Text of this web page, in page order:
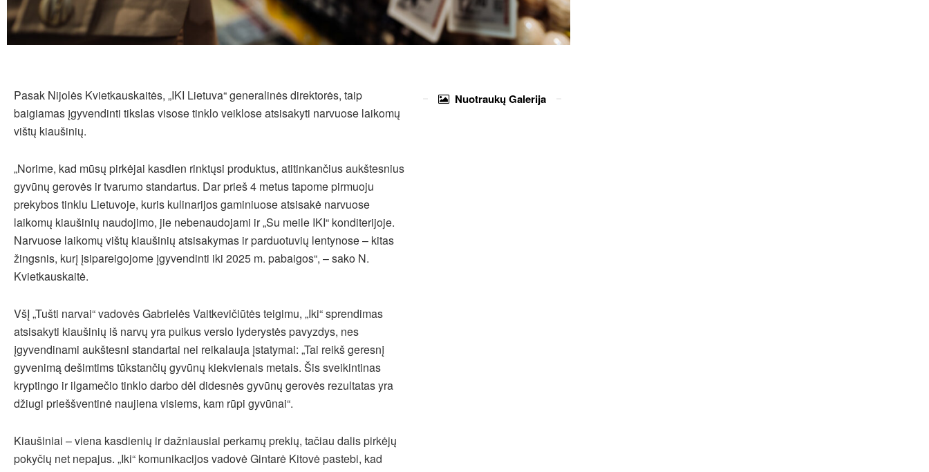
Pasak Nijolės Kvietkauskaitės, „IKI Lietuva“ generalinės direktorės, taip
baigiamas įgyvendinti tikslas visose tinklo veiklose atsisakyti narvuose laikomų
vištų kiaušinių.
„Norime, kad mūsų pirkėjai kasdien rinktųsi produktus, atitinkančius aukštesnius
gyvūnų gerovės ir tvarumo standartus. Dar prieš 4 metus tapome pirmuoju
prekybos tinklu Lietuvoje, kuris kulinarijos gaminiuose atsisakė narvuose
laikomų kiaušinių naudojimo, jie nebenaudojami ir „Su meile IKI“ konditerijoje.
Narvuose laikomų vištų kiaušinių atsisakymas ir parduotuvių lentynose – kitas
žingsnis, kurį įsipareigojome įgyvendinti iki 2025 m. pabaigos“, – sako N.
Kvietkauskaitė.
VšĮ „Tušti narvai“ vadovės Gabrielės Vaitkevičiūtės teigimu, „Iki“ sprendimas
atsisakyti kiaušinių iš narvų yra puikus verslo lyderystės pavyzdys, nes
įgyvendinami aukštesni standartai nei reikalauja įstatymai: „Tai reikš geresnį
gyvenimą dešimtims tūkstančių gyvūnų kiekvienais metais. Šis sveikintinas
kryptingo ir ilgamečio tinklo darbo dėl didesnės gyvūnų gerovės rezultatas yra
džiugi prieššventinė naujiena visiems, kam rūpi gyvūnai“.
Kiaušiniai – viena kasdienių ir dažniausiai perkamų prekių, tačiau dalis pirkėjų
pokyčių net nepajus. „Iki“ komunikacijos vadovė Gintarė Kitovė pastebi, kad
NuotraukųGalerija